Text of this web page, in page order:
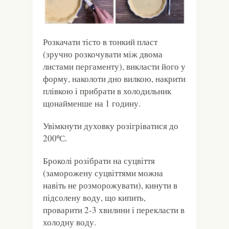
Розкачати тісто в тонкий пласт
(зручно розкочувати між двома
листами пергаменту), викласти його у
форму, наколоти дно вилкою, накрити
плівкою і прибрати в холодильник
щонайменше на 1 годину.
Увімкнути духовку розігріватися до
200ºС.
Броколі розібрати на суцвіття
(заморожену суцвіттями можна
навіть не розморожувати), кинути в
підсолену воду, що кипить,
проварити 2-3 хвилини і перекласти в
холодну воду.